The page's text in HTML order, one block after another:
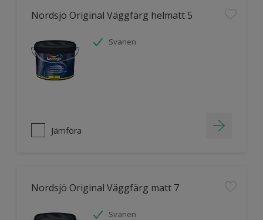
Nordsjö Original Väggfärg helmatt 5
Svanen
Jämföra
Nordsjö Original Väggfärg matt 7
Svanen